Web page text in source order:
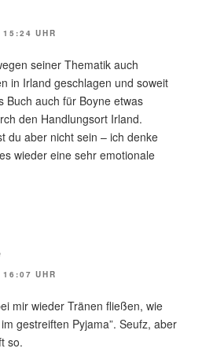
UHR
seiner Thematik auch
in Irland geschlagen und soweit
Buch auch für Boyne etwas
den Handlungsort Irland.
du aber nicht sein – ich denke
wieder eine sehr emotionale
UHR
mir wieder Tränen fließen, wie
gestreiften Pyjama”. Seufz, aber
so.